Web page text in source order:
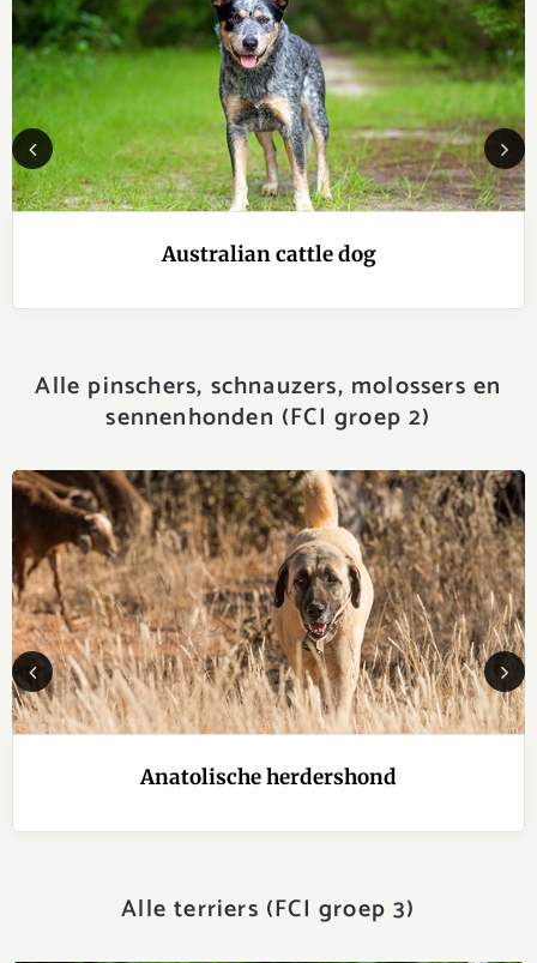
Previous
Australian cattle dog
Next
Alle pinschers, schnauzers, molossers en
sennenhonden (FCI groep 2)
Previous
Anatolische herdershond
Next
Alle terriers (FCI groep 3)